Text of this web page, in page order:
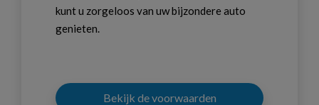
kunt u zorgeloos van uw bijzondere auto
genieten.
Bekijk de voorwaarden